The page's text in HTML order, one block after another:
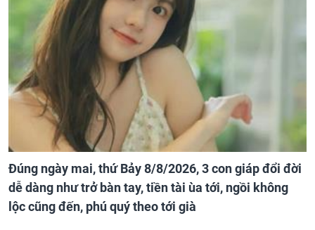
Đúng ngày mai, thứ Bảy 8/8/2026, 3 con giáp đổi đời
dễ dàng như trở bàn tay, tiền tài ùa tới, ngồi không
lộc cũng đến, phú quý theo tới già